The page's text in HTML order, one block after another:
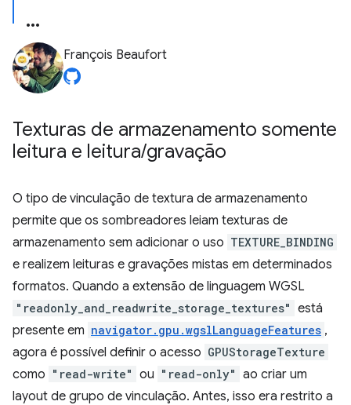
François Beaufort
Texturas de armazenamento somente
leitura e leitura/gravação
O tipo de vinculação de textura de armazenamento
permite que os sombreadores leiam texturas de
armazenamento sem adicionar o uso TEXTURE_BINDING
e realizem leituras e gravações mistas em determinados
formatos. Quando a extensão de linguagem WGSL
"readonly_and_readwrite_storage_textures" está
presente em navigator.gpu.wgslLanguageFeatures ,
agora é possível definir o acesso GPUStorageTexture
como "read-write" ou "read-only" ao criar um
layout de grupo de vinculação. Antes, isso era restrito a